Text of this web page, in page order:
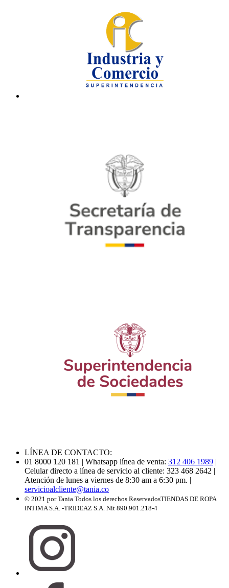
LÍNEA DE CONTACTO:
01 8000 120 181 | Whatsapp línea de venta: 312 406 1989 |
Celular directo a línea de servicio al cliente: 323 468 2642 |
Atención de lunes a viernes de 8:30 am a 6:30 pm. |
servicioalcliente@tania.co
© 2021 por Tania Todos los derechos ReservadosTIENDAS DE ROPA
INTIMA S.A. -TRIDEAZ S.A. Nit 890.901.218-4